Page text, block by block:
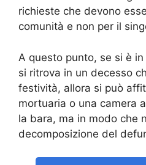
richieste che devono
comunità e non per il
A questo punto, se si è
si ritrova in un decesso
festività, allora si può
mortuaria o una camera
la bara, ma in modo che
decomposizione del